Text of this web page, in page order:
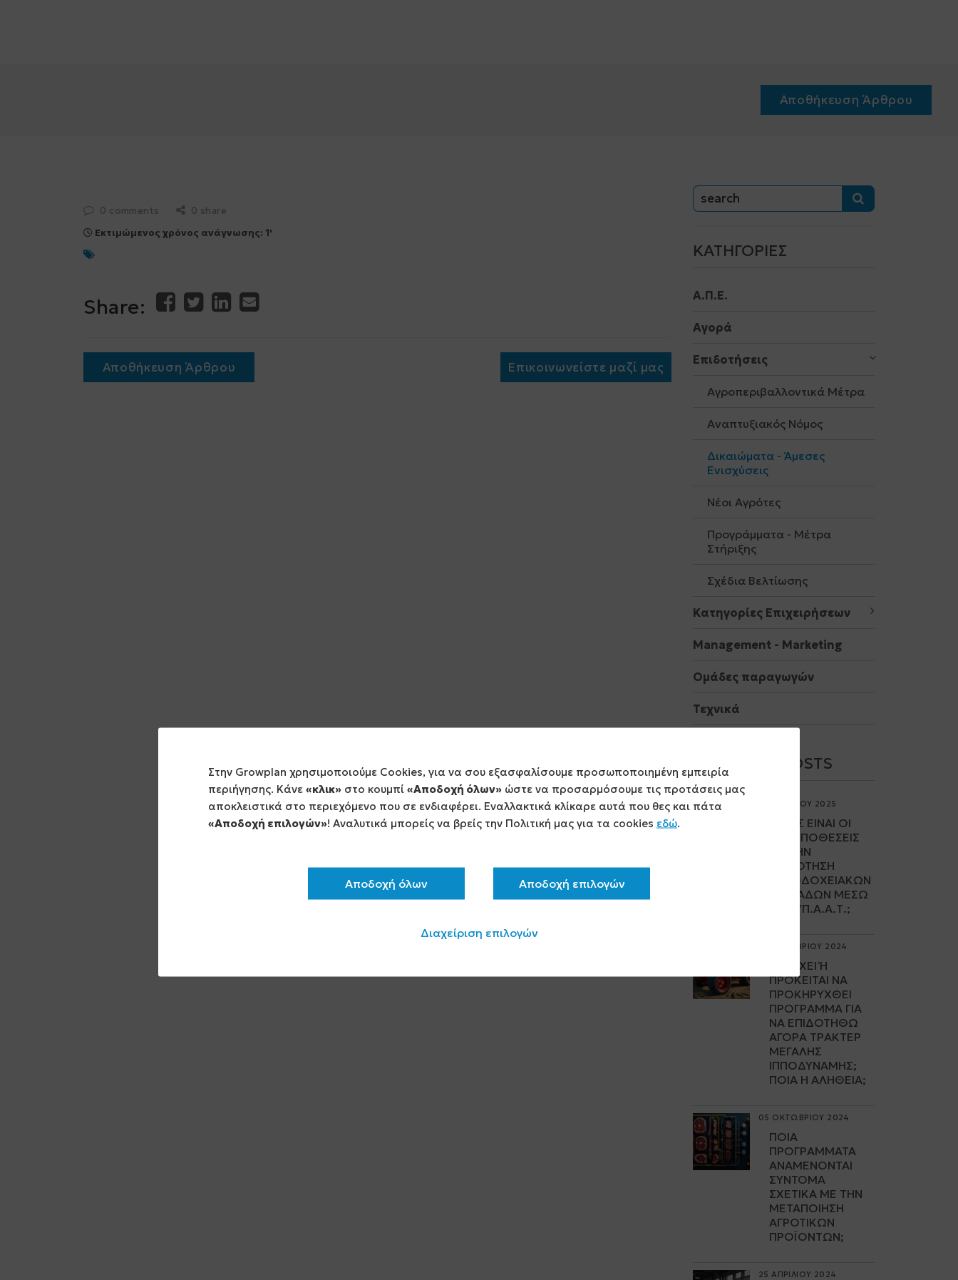
Στην Growplan χρησιμοποιούμε Cookies, για να σου εξασφαλίσουμε προσωποποιημένη εμπειρία
περιήγησης. Κάνε «κλικ» στο κουμπί «Αποδοχή όλων» ώστε να προσαρμόσουμε τις προτάσεις μας
αποκλειστικά στο περιεχόμενο που σε ενδιαφέρει. Εναλλακτικά κλίκαρε αυτά που θες και πάτα
«Αποδοχή επιλογών»! Αναλυτικά μπορείς να βρείς την Πολιτική μας για τα cookies εδώ.
Αποδοχή όλων Αποδοχή επιλογών
Διαχείριση επιλογών
Αποθήκευση Άρθρου
0 comments
0 share
Εκτιμώμενος χρόνος ανάγνωσης: 1'
Share:
Αποθήκευση Άρθρου Επικοινωνείστε μαζί μας
ΚΑΤΗΓΟΡΊΕΣ
Α.Π.Ε.
Αγορά
Επιδοτήσεις
Αγροπεριβαλλοντικά Μέτρα
Αναπτυξιακός Νόμος
Δικαιώματα - Άμεσες
Ενισχύσεις
Νέοι Αγρότες
Προγράμματα - Μέτρα
Στήριξης
Σχέδια Βελτίωσης
Κατηγορίες Επιχειρήσεων
Μanagement - Marketing
Ομάδες παραγωγών
Τεχνικά
ΠΡΌΣΦΑΤΑ POSTS
08 ΑΠΡΙΛΙΟΥ 2025
ΠΟΙΕΣ ΕΊΝΑΙ ΟΙ
ΠΡΟΫΠΟΘΈΣΕΙΣ
ΓΙΑ ΤΗΝ
ΕΠΙΔΌΤΗΣΗ
ΞΕΝΟΔΟΧΕΙΑΚΏΝ
ΜΟΝΆΔΩΝ ΜΈΣΩ
ΤΟΥ ΥΠ.Α.Α.Τ.;
19 ΟΚΤΩΒΡΙΟΥ 2024
ΥΠΆΡΧΕΙ Ή Π
ΡΌΚΕΙΤΑΙ ΝΑ Π
ΡΟΚΗΡΥΧΘΕΊ Π
ΡΌΓΡΑΜΜΑ ΓΙΑ Ν
Α ΕΠΙΔΟΤΗΘΏ Α
ΓΟΡΆ ΤΡΑΚΤΈΡ Μ
ΕΓΆΛΗΣ Ι
ΠΠΟΔΎΝΑΜΗΣ; Π
ΟΙΑ Η ΑΛΉΘΕΙΑ;
05 ΟΚΤΩΒΡΙΟΥ 2024
ΠΟΙΑ
ΠΡΟΓΡΆΜΜΑΤΑ
ΑΝΑΜΈΝΟΝΤΑΙ
ΣΎΝΤΟΜΑ
ΣΧΕΤΙΚΆ ΜΕ ΤΗΝ
ΜΕΤΑΠΟΊΗΣΗ
ΑΓΡΟΤΙΚΏΝ
ΠΡΟΪΌΝΤΩΝ;
25 ΑΠΡΙΛΙΟΥ 2024